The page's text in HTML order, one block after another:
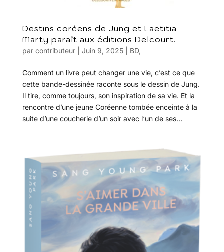
Destins coréens de Jung et Laëtitia
Marty paraît aux éditions Delcourt.
par contributeur| Juin 9, 2025| BD,
Comment un livre peut changer une vie, c’est ce que
cette bande-dessinée raconte sous le dessin de Jung.
Il tire, comme toujours, son inspiration de sa vie. Et la
rencontre d’une jeune Coréenne tombée enceinte à la
suite d’une coucherie d’un soir avec l‘un de ses...